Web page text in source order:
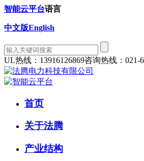
智能云平台语言
中文版English
UL热线：13916126869咨询热线：021-
首页
关于法腾
产业结构